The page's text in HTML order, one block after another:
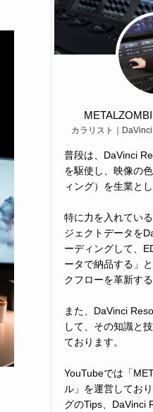
カラリスト｜
普段は、DaVinci
を駆使し、映像の
ィング）を生業と
特に力を入れてい
ジェクトデータを
ーディングして、
ータで納品する」
クフローを革新す
また、DaVinci
して、その知識と
ております。
YouTubeでは「
ル」を運営してお
グのTips、DaVinci